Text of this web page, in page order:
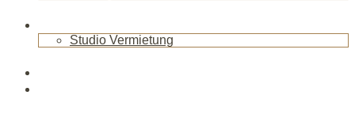
Studio Vermietung